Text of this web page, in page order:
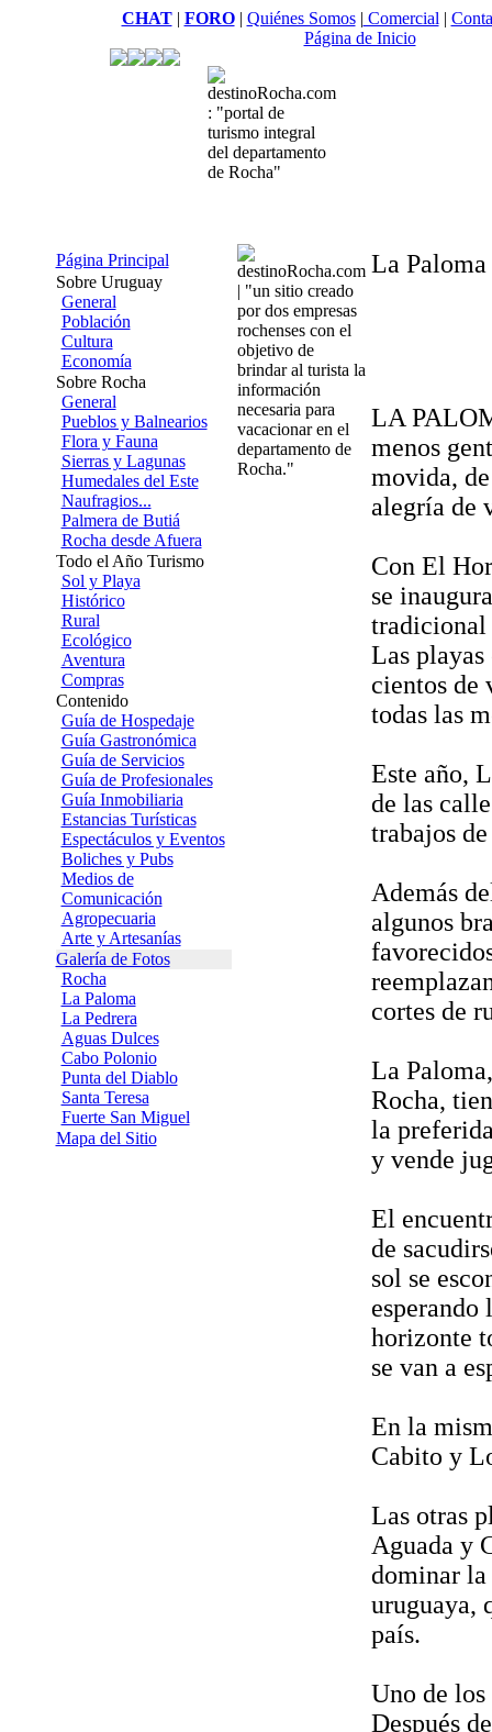
CHAT| FORO| Quiénes Somos| Comercial |
Página de Inicio
Página Principal
Sobre Uruguay
General
Población
Cultura
Economía
Sobre Rocha
General
Pueblos y Balnearios
Flora y Fauna
Sierras y Lagunas
Humedales del Este
Naufragios...
Palmera de Butiá
Rocha desde Afuera
Todo el Año Turismo
Sol y Playa
Histórico
Rural
Ecológico
Aventura
Compras
Contenido
Guía de Hospedaje
Guía Gastronómica
Guía de Servicios
Guía de Profesionales
Guía Inmobiliaria
Estancias Turísticas
Espectáculos y Eventos
Boliches y Pubs
Medios de
Comunicación
Agropecuaria
Arte y Artesanías
Galería de Fotos
Rocha
La Paloma
La Pedrera
Aguas Dulces
Cabo Polonio
Punta del Diablo
Santa Teresa
Fuerte San Miguel
Mapa del Sitio
La
LA
menos
movida,
alegría de
Con El
se
tradicional
Las playas
cientos de
todas las
Este año,
de las
trabajos
Además
algunos
cortes de
La
Rocha,
la
y vende
El
de
sol se
horizonte
se van a
En la
Cabito y
Las otras
Aguada y
dominar la
uruguaya,
país.
Uno de los
Después